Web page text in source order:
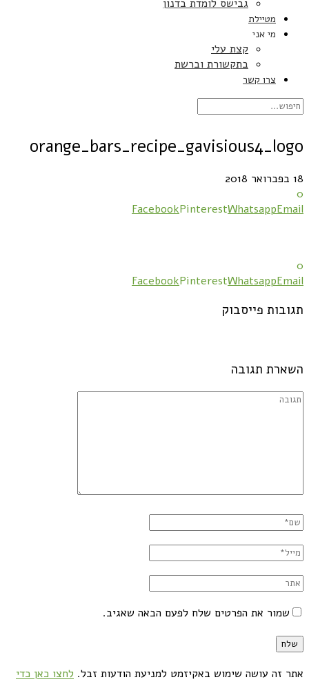
גבישס לומדת בדנון
מטיילת
מי אני
קצת עלי
בתקשורת וברשת
צרו קשר
orange_bars_recipe_gavisious4_logo
18 בפברואר 2018
0
FacebookPinterestWhatsappEmail
0
FacebookPinterestWhatsappEmail
תגובות פייסבוק
השארת תגובה
שמור את הפרטים שלח לפעם הבאה שאגיב.
אתר זה עושה שימוש באקיזמט למניעת הודעות זבל. לחצו כאן כדי